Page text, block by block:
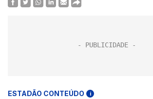
ESTADÃO CONTEÚDO i